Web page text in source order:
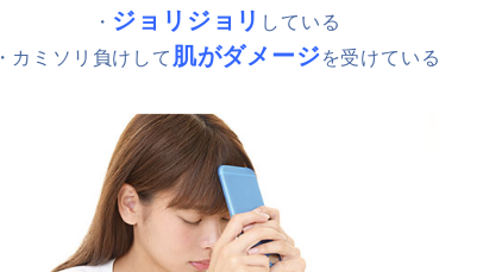
・ ジョリジョリ している
・カミソリ負けして 肌がダメージを受けている